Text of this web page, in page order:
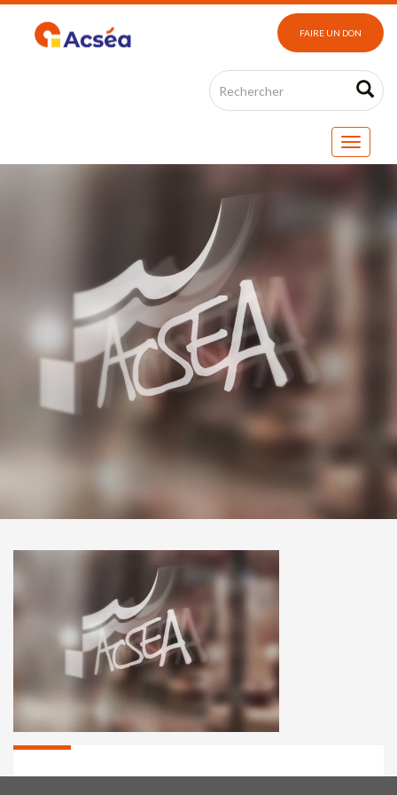
FAIRE UN DON